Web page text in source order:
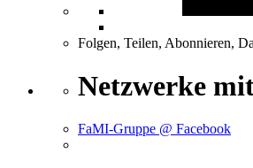
Folgen, Teilen, Abonnieren,
Netzwerke
FaMI-Gruppe @ Facebook